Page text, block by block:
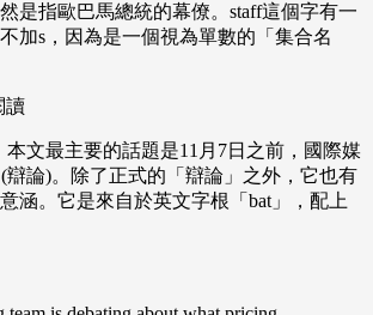
是指歐巴馬總統的幕僚。 staff這個字有一
加s ，因為是一個視為單數的「集合名
讀
本文最主要的話題是11月 7日之前，國際媒
(辯論)。除了正式的「辯論」之外，它也有
涵。它是來自於英文字根「 bat」，配上